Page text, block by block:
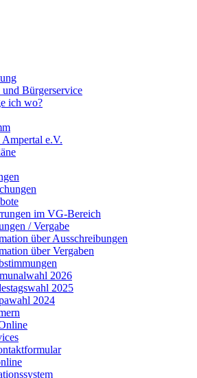
Bürgerservice
ich wo?
e.V.
im VG-Bereich
/ Vergabe
über Ausschreibungen
über Vergaben
2026
2025
2024